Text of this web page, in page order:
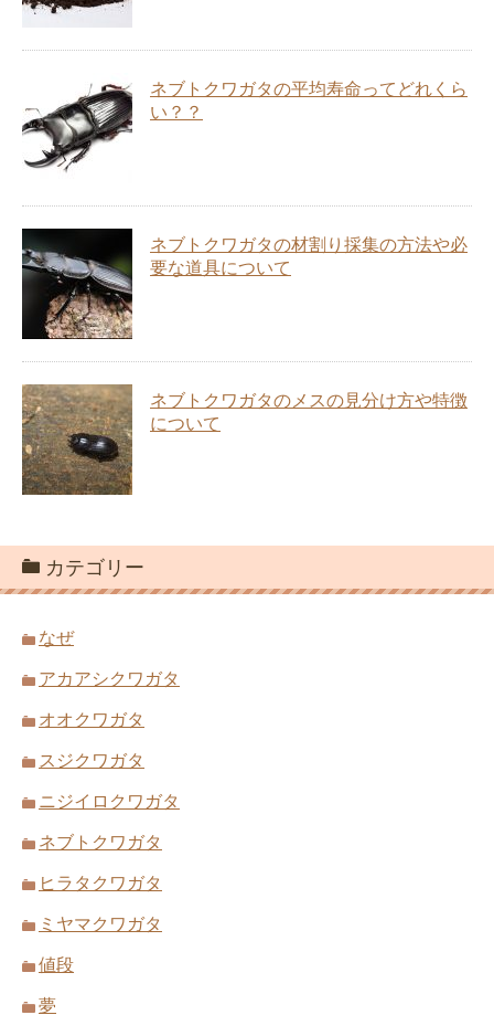
ネブトクワガタの平均寿命ってどれくら
い？？
ネブトクワガタの材割り採集の方法や必
要な道具について
ネブトクワガタのメスの見分け方や特徴
について
カテゴリー
なぜ
アカアシクワガタ
オオクワガタ
スジクワガタ
ニジイロクワガタ
ネブトクワガタ
ヒラタクワガタ
ミヤマクワガタ
値段
夢